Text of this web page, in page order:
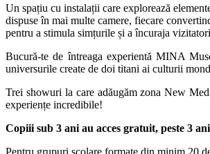
Un spațiu cu instalații care explorează
dispuse în mai multe camere, fiecare
pentru a stimula simțurile și a încuraja
Bucură-te de întreaga experientă MINA
universurile create de doi titani ai culturii
Trei showuri la care adăugăm zona New
experiențe incredibile!
Copiii sub 3 ani au acces gratuit, peste 3
Pentru grupuri școlare formate din minim 20